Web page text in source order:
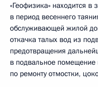
«Геофизика» находится
в период весеннего
обслуживающей жилой
откачка талых вод из
предотвращения
в подвальное
по ремонту отмостки,